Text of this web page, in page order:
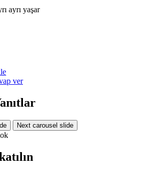
ayrı yaşar
ver
Next carousel slide